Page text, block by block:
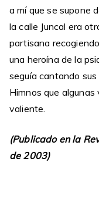
a mí que se supone
la calle Juncal era
partisana
una heroína de la
seguía cantando
Himnos que
valiente.
(Publicado en la
de 2003)